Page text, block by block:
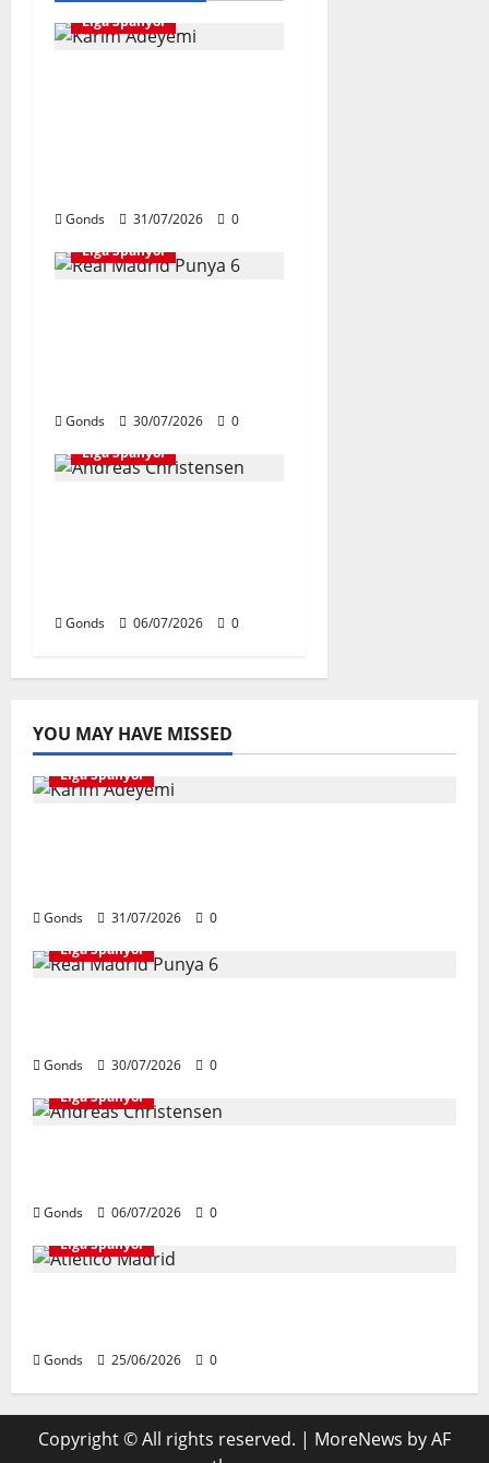
Liga Spanyol
Gonds 31/07/2026
0
Liga Spanyol
Gonds 30/07/2026
0
Liga Spanyol
Gonds 06/07/2026 0
YOU MAY HAVE MISSED
Liga Spanyol
Gonds 31/07/2026
0
Liga Spanyol
Gonds 30/07/2026
0
Liga Spanyol
Gonds 06/07/2026
0
Liga Spanyol
Gonds 25/06/2026 0
Copyright © All rights reserved. | MoreNews by AF